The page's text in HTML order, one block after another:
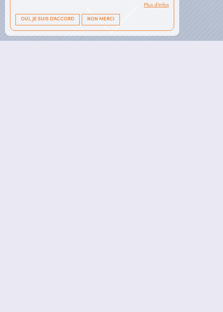
Plus d'infos
OUI, JE SUIS D'ACCORD NON MERCI